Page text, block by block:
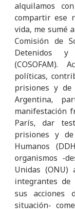
alquilamos
compartir ese
vida, me sumé
Comisión de
Detenidos y
políticas,
prisiones y de
Argentina,
manifestación
París, dar
prisiones y
Humanos
organismos -
Unidas (ONU)
integrantes de
sus acciones
situación-